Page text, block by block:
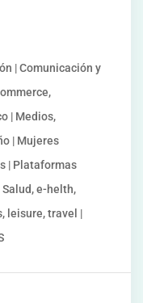
| Comunicación y
| Medios,
| Mujeres
| Plataformas
e-helth,
leisure, travel |